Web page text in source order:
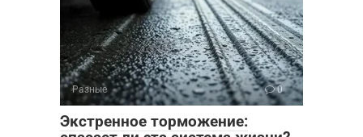
Разные 0
Экстренное торможение: